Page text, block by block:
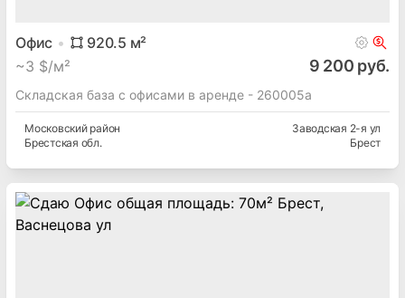
Офис 920.5 м²
~3 $/м² 9 200 руб.
Складская база с офисами в аренде - 260005а
Московскийрайон
Брестская обл.
Заводская 2-я ул
Брест